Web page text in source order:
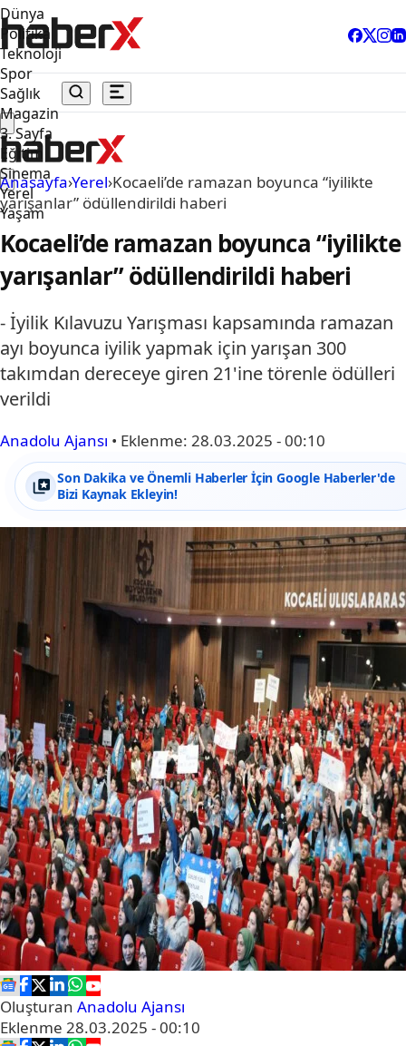
Dünya
Politika
Teknoloji
Spor
Sağlık
Magazin
3. Sayfa
Eğitim
Sinema
Yerel
Yaşam
Anasayfa›Yerel›Kocaeli’de ramazan boyunca “iyilikte
yarışanlar” ödüllendirildi haberi
Kocaeli’de ramazan boyunca “iyilikte
yarışanlar” ödüllendirildi haberi
- İyilik Kılavuzu Yarışması kapsamında ramazan
ayı boyunca iyilik yapmak için yarışan 300
takımdan dereceye giren 21'ine törenle ödülleri
verildi
Anadolu Ajansı • Eklenme: 28.03.2025 - 00:10
Son Dakika ve Önemli Haberler İçin Google Haberler'de
Bizi Kaynak Ekleyin!
Oluşturan Anadolu Ajansı
Eklenme 28.03.2025 - 00:10